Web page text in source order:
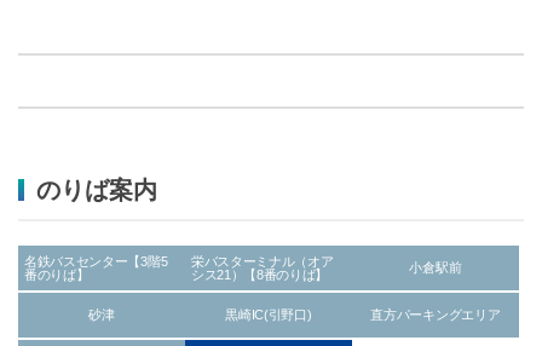
のりば案内
名鉄バスセンター【3階5
番のりば】
栄バスターミナル（オア
シス21）【8番のりば】
小倉駅前
砂津 黒崎IC(引野口) 直方パーキングエリア